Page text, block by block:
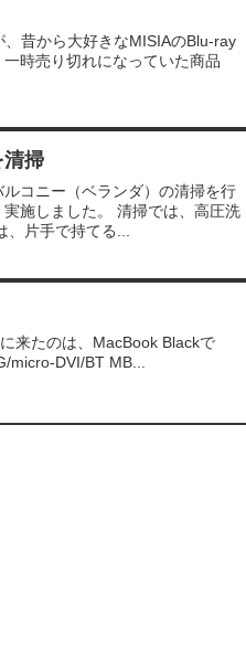
昔から大好きなMISIAのBlu-ray
時売り切れになっていた商品
清掃
コニー（ベランダ）の清掃を行
施しました。 清掃では、高圧洗
、片手で持てる...
来たのは、MacBook Blackで
DVI/BT MB...